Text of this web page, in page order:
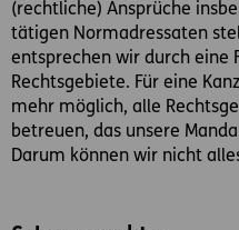
(rechtliche) Ansprüche
tätigen Normadressaten
entsprechen wir durch eine
Rechtsgebiete. Für eine
mehr möglich, alle
betreuen, das unsere
Darum können wir nicht